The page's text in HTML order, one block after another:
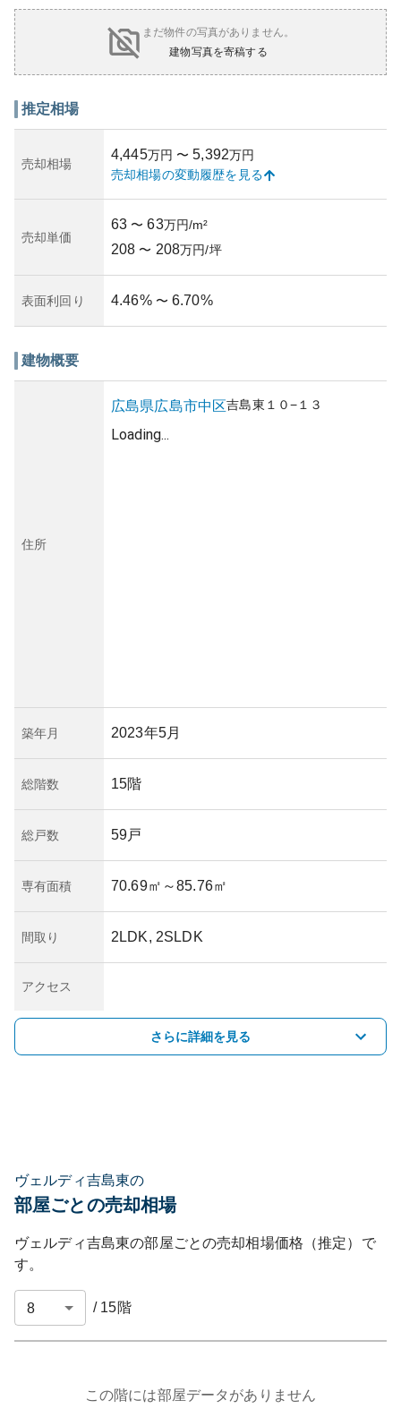
まだ物件の写真がありません。
建物写真を寄稿する
推定相場
売却相場
4,445万円 〜 5,392万円
売却相場の変動履歴を見る
売却単価
63 〜 63万円/m²
208 〜 208万円/坪
表面利回り 4.46% 〜 6.70%
建物概要
住所
広島県広島市中区吉島東 １０−１３
Loading...
築年月 2023年5月
総階数 15階
総戸数 59戸
専有面積 70.69㎡ ～85.76㎡
間取り 2LDK, 2SLDK
アクセス
さらに詳細を見る
ヴェルディ吉島東の
部屋ごとの売却相場
ヴェルディ吉島東の部屋ごとの売却相場価格（推定）で
す。
/ 15階
この階には部屋データがありません